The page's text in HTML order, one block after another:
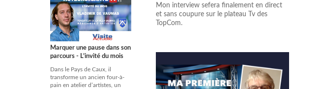
Marquer une pause dans son
parcours - L’invité du mois
Dans le Pays de Caux, il
transforme un ancien four-à-
pain en atelier d’artistes, un
Mon interview sefera finalement en direct
et sans coupure sur le plateau Tv des
TopCom.